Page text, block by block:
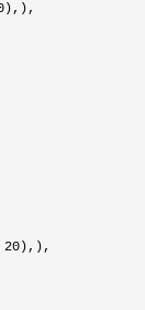
),),
),),